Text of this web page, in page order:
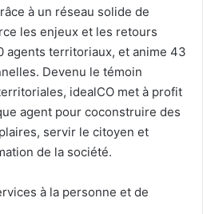
à un réseau solide de
les enjeux et les retours
agents territoriaux, et anime 43
Devenu le témoin
idealCO met à profit
agent pour coconstruire des
servir le citoyen et
de la société.
à la personne et de